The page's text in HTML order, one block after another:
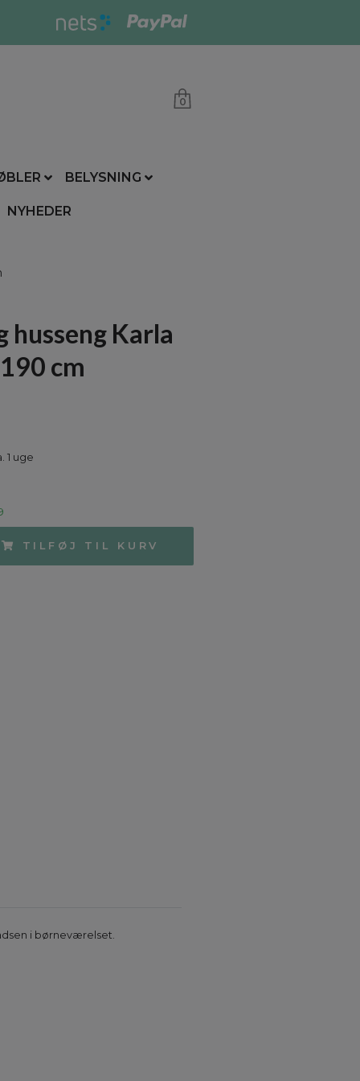
0
BELYSNING
NYHEDER
husseng Karla
cm
1 uge
TILFØJ TIL KURV
i børneværelset.